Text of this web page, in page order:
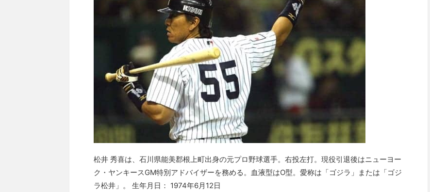
松井 秀喜は、石川県能美郡根上町出身の元プロ野球選手。右投左打。現役引退後はニューヨー
ク・ヤンキースGM特別アドバイザーを務める。血液型はO型。愛称は「ゴジラ」または「ゴジ
ラ松井」。 生年月日： 1974年6月12日